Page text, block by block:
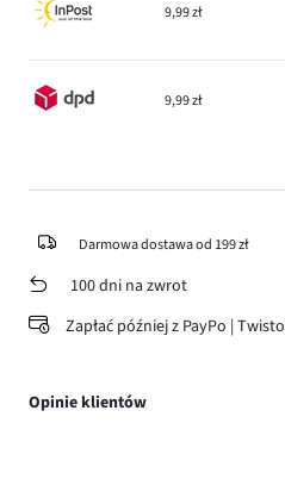
9,99 zł
9,99 zł
Darmowa dostawa od 199 zł
100 dni na zwrot
Zapłać później z PayPo | Twisto
Opinie klientów